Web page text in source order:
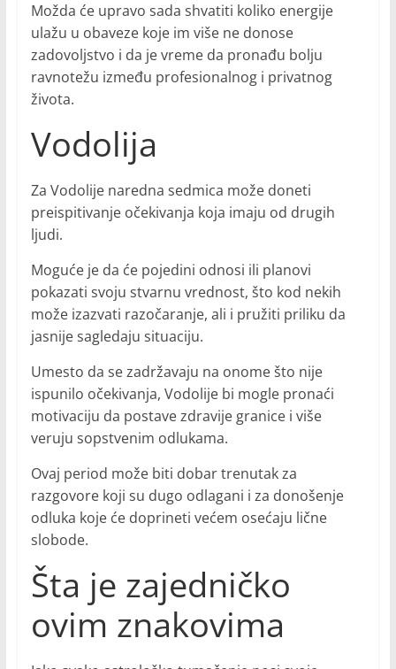
Možda će upravo sada shvatiti koliko energije
ulažu u obaveze koje im više ne donose
zadovoljstvo i da je vreme da pronađu bolju
ravnotežu između profesionalnog i privatnog
života.
Vodolija
Za Vodolije naredna sedmica može doneti
preispitivanje očekivanja koja imaju od drugih
ljudi.
Moguće je da će pojedini odnosi ili planovi
pokazati svoju stvarnu vrednost, što kod nekih
može izazvati razočaranje, ali i pružiti priliku da
jasnije sagledaju situaciju.
Umesto da se zadržavaju na onome što nije
ispunilo očekivanja, Vodolije bi mogle pronaći
motivaciju da postave zdravije granice i više
veruju sopstvenim odlukama.
Ovaj period može biti dobar trenutak za
razgovore koji su dugo odlagani i za donošenje
odluka koje će doprineti većem osećaju lične
slobode.
Šta je zajedničko
ovim znakovima